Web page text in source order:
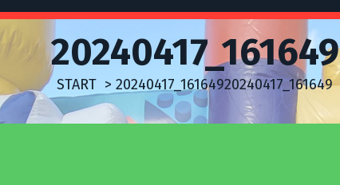
20240417_161649
START > 20240417_16164920240417_161649